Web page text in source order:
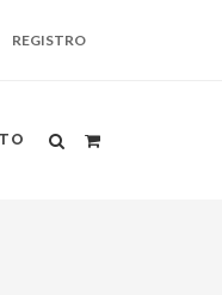
REGISTRO